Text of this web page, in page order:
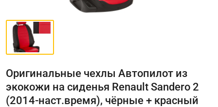
Оригинальные чехлы Автопилот из
экокожи на сиденья Renault Sandero 2
(2014-наст.время), чёрные + красный